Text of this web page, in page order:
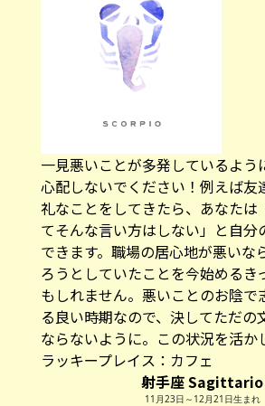
一見悪いことが多発しているよう
心配しないでください！例えば友
礼なことをしてきたら、あなたは
てそんな言い方はしない」と自分
できます。職場の居心地が悪いな
ろうとしていたことを今始めるき
もしれません。悪いことのお陰で
る良い時期なので、決してただの
ならないように。この状況を活か
ラッキープレイス：カフェ
射手座 Sagittario
11月23日～12月21日生まれ